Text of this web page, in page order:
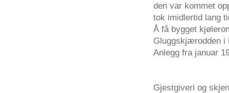
den var kommet
tok imidlertid lang
Å få bygget
Gluggskjærodden i
Anlegg fra januar
Gjestgiveri og